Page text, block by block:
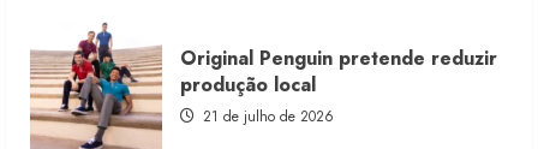
Original Penguin pretende reduzir
produção local
21 de julho de 2026